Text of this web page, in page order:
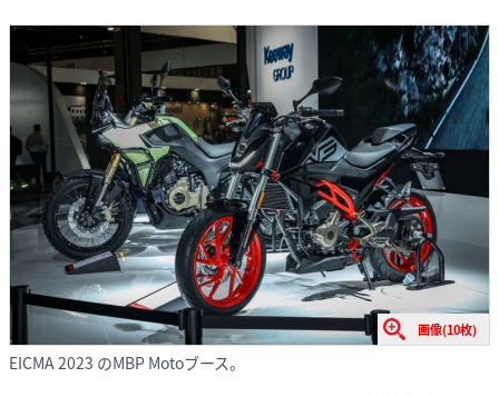
画像(10枚)
EICMA 2023 のMBP Motoブース。